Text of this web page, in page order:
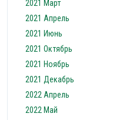
2021 Март
2021 Апрель
2021 Июнь
2021 Октябрь
2021 Ноябрь
2021 Декабрь
2022 Апрель
2022 Май